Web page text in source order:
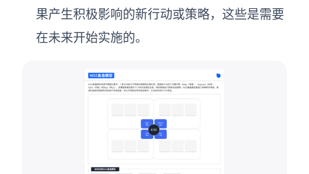
AI生成组织结构图 AI生成平衡计分卡
AI生成价值链
AI生成用户画像
果产生积极影响的新行动或策略，这些是需要
在未来开始实施的。